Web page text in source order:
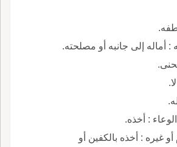
: أماله إلى جانبه أو مصلحته.
: أخذه.
غيره : أخذه بالكفين أو